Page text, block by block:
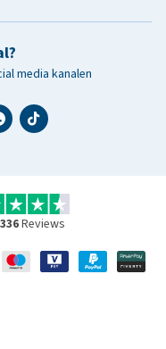
media kanalen
Reviews